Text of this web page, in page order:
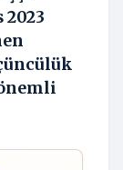
2023